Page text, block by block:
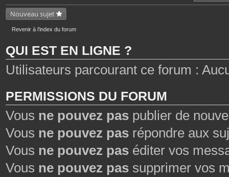
n
Nouveau sujet
Revenir à l’index du forum
QUI EST EN LIGNE ?
Utilisateurs parcourant ce forum :
PERMISSIONS DU FORUM
Vous ne pouvez pas publier de
Vous ne pouvez pas répondre aux
Vous ne pouvez pas éditer vos
Vous ne pouvez pas supprimer vos